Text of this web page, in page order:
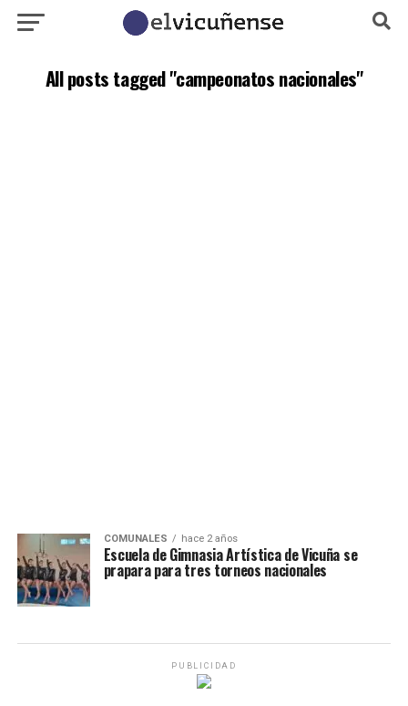
All posts tagged "campeonatos nacionales"
COMUNALES hace 2 años
Escuela de Gimnasia Artística de Vicuña se
prapara para tres torneos nacionales
PUBLICIDAD